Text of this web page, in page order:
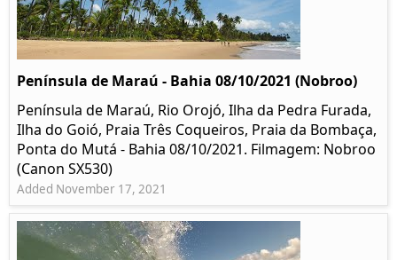
Península de Maraú - Bahia 08/10/2021 (Nobroo)
Península de Maraú, Rio Orojó, Ilha da Pedra Furada,
Ilha do Goió, Praia Três Coqueiros, Praia da Bombaça,
Ponta do Mutá - Bahia 08/10/2021. Filmagem: Nobroo
(Canon SX530)
Added November 17, 2021